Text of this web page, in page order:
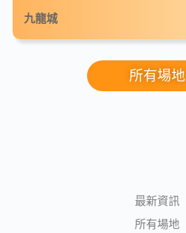
九龍城
所有場地
最新資訊
所有場地